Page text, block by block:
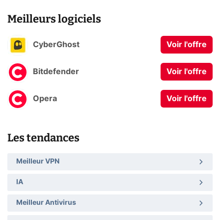
Meilleurs logiciels
CyberGhost Voir l'offre
Bitdefender Voir l'offre
Opera Voir l'offre
Les tendances
Meilleur VPN
IA
Meilleur Antivirus